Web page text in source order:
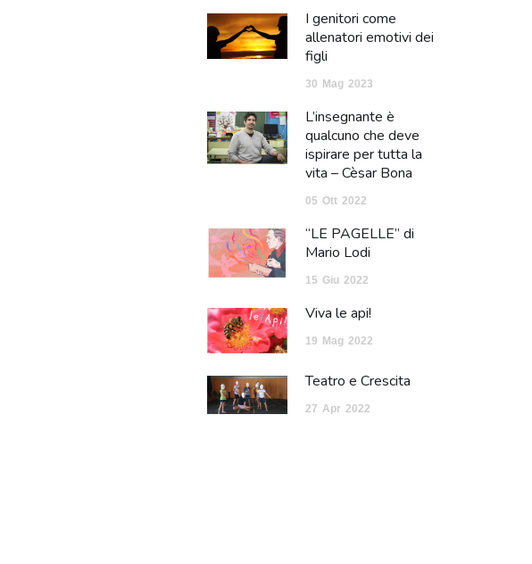
I genitori come
allenatori emotivi dei
figli
30 Mag 2023
L’insegnante è
qualcuno che deve
ispirare per tutta la
vita – Cèsar Bona
05 Ott 2022
“LE PAGELLE” di
Mario Lodi
15 Giu 2022
Viva le api!
19 Mag 2022
Teatro e Crescita
27 Apr 2022